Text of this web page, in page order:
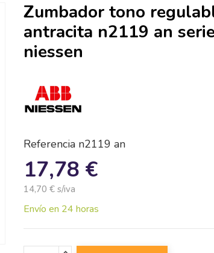
Zumbador tono
antracita n2119 an
niessen
Referencia n2119 an
17,78 €
14,70 € s/iva
Envío en 24 horas